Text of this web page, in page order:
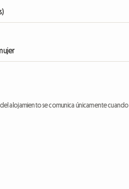
alojamiento se comunica únicamente